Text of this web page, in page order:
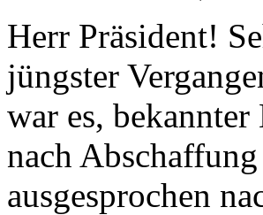
Herr Präsident!
jüngster
war es,
nach
ausgesprochen